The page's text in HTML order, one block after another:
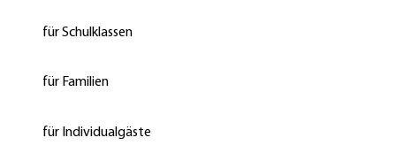
für Schulklassen
für Familien
für Individualgäste